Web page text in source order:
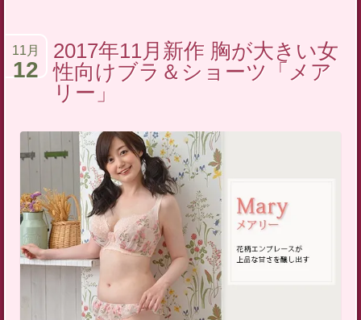
2017年11月新作 胸が大きい女
性向けブラ＆ショーツ「メア
リー」
11月
12